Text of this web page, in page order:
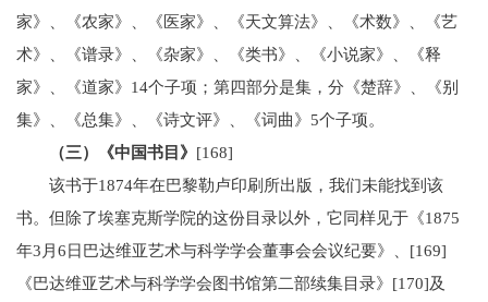
家》、《农家》、《医家》、《天文算法》、《术数》、《艺
术》、《谱录》、《杂家》、《类书》、《小说家》、《释
家》、《道家》14个子项；第四部分是集，分《楚辞》、《别
集》、《总集》、《诗文评》、《词曲》5个子项。
（三）《中国书目》 [168]
该书于1874年在巴黎勒卢印刷所出版，我们未能找到该
书。但除了埃塞克斯学院的这份目录以外，它同样见于《1875
年3月6日巴达维亚艺术与科学学会董事会会议纪要》、[169]
《巴达维亚艺术与科学学会图书馆第二部续集目录》[170]及